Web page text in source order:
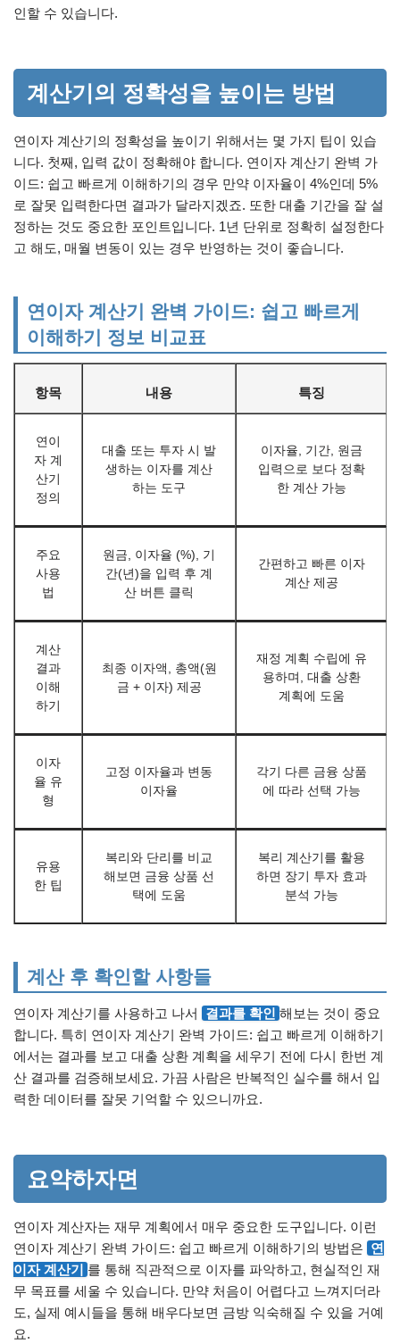
인할 수 있습니다.
계산기의 정확성을 높이는 방법
연이자 계산기의 정확성을 높이기 위해서는 몇 가지 팁이 있습
니다. 첫째, 입력 값이 정확해야 합니다. 연이자 계산기 완벽 가
이드: 쉽고 빠르게 이해하기의 경우 만약 이자율이 4%인데 5%
로 잘못 입력한다면 결과가 달라지겠죠. 또한 대출 기간을 잘 설
정하는 것도 중요한 포인트입니다. 1년 단위로 정확히 설정한다
고 해도, 매월 변동이 있는 경우 반영하는 것이 좋습니다.
연이자 계산기 완벽 가이드: 쉽고 빠르게
이해하기 정보 비교표
항목 내용 특징
연이
자 계
산기
정의
대출 또는 투자 시 발
생하는 이자를 계산
하는 도구
이자율, 기간, 원금
입력으로 보다 정확
한 계산 가능
주요
사용
법
원금, 이자율 (%), 기
간(년)을 입력 후 계
산 버튼 클릭
간편하고 빠른 이자
계산 제공
계산
결과
이해
하기
최종 이자액, 총액(원
금 + 이자) 제공
재정 계획 수립에 유
용하며, 대출 상환
계획에 도움
이자
율 유
형
고정 이자율과 변동
이자율
각기 다른 금융 상품
에 따라 선택 가능
유용
한 팁
복리와 단리를 비교
해보면 금융 상품 선
택에 도움
복리 계산기를 활용
하면 장기 투자 효과
분석 가능
계산 후 확인할 사항들
연이자 계산기를 사용하고 나서 결과를 확인 해보는 것이 중요
합니다. 특히 연이자 계산기 완벽 가이드: 쉽고 빠르게 이해하기
에서는 결과를 보고 대출 상환 계획을 세우기 전에 다시 한번 계
산 결과를 검증해보세요. 가끔 사람은 반복적인 실수를 해서 입
력한 데이터를 잘못 기억할 수 있으니까요.
요약하자면
연이자 계산자는 재무 계획에서 매우 중요한 도구입니다. 이런
연이자 계산기 완벽 가이드: 쉽고 빠르게 이해하기의 방법은 연
이자 계산기 를 통해 직관적으로 이자를 파악하고, 현실적인 재
무 목표를 세울 수 있습니다. 만약 처음이 어렵다고 느껴지더라
도, 실제 예시들을 통해 배우다보면 금방 익숙해질 수 있을 거예
요.